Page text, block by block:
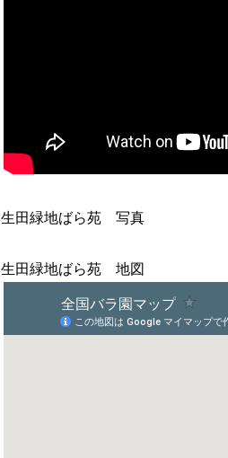
生田緑地ばら苑 写真
生田緑地ばら苑 地図